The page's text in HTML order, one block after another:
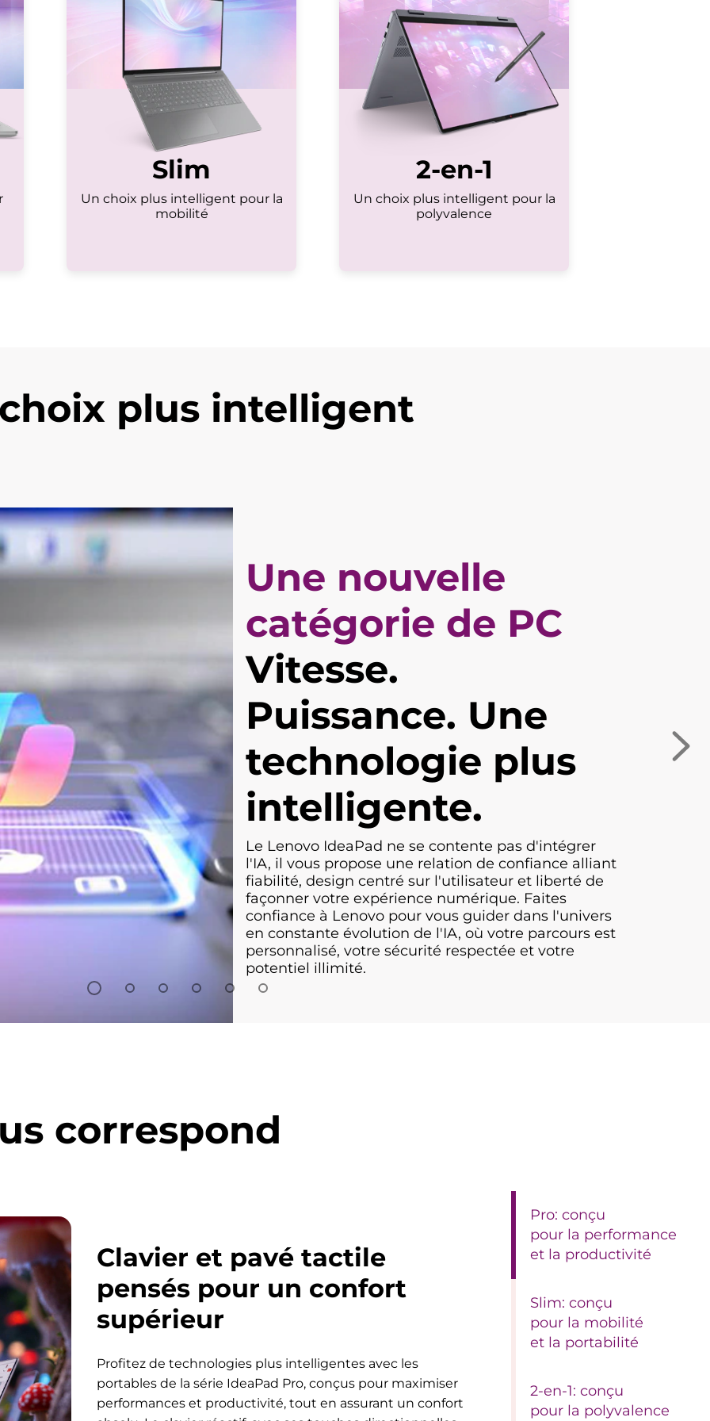
Slim
Un choix plus intelligent pour la
mobilité
2-en-1
Un choix plus intelligent pour la
polyvalence
plus intelligent
Une nouvelle
catégorie de PC
Vitesse.
Puissance. Une
technologie plus
intelligente.
Le Lenovo IdeaPad ne se contente pas d'intégrer
l'IA, il vous propose une relation de confiance alliant
fiabilité, design centré sur l'utilisateur et liberté de
façonner votre expérience numérique. Faites
confiance à Lenovo pour vous guider dans l'univers
en constante évolution de l'IA, où votre parcours est
personnalisé, votre sécurité respectée et votre
potentiel illimité.
correspond
Clavier et pavé tactile
pensés pour un confort
supérieur
Profitez de technologies plus intelligentes avec les
portables de la série IdeaPad Pro, conçus pour maximiser
performances et productivité, tout en assurant un confort
Pro: conçu
pour la performance
et la productivité
Slim: conçu
pour la mobilité
et la portabilité
2-en-1: conçu
pour la polyvalence